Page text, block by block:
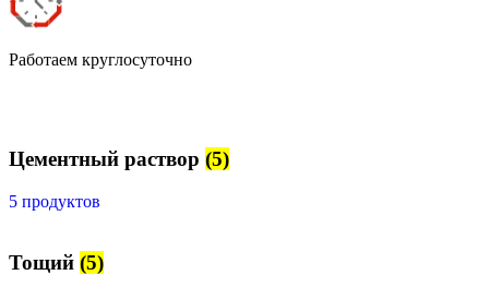
Работаем круглосуточно
Цементный раствор (5)
5 продуктов
Тощий (5)